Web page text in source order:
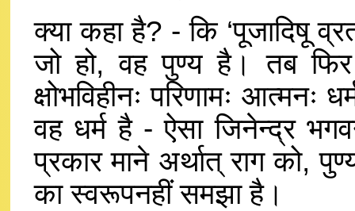
क्या कहा है? - कि ‘पूजादिषू
जो हो, वह पुण्य है। तब
क्षोभविहीनः परिणामः आत्मनः
वह धर्म है - ऐसा जिनेन्द्र
प्रकार माने अर्थात् राग को,
का स्वरूपनहीं समझा है।